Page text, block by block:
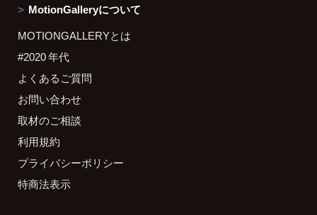
MotionGalleryについて
MOTIONGALLERYとは
#2020 年代
よくあるご質問
お問い合わせ
取材のご相談
利用規約
プライバシーポリシー
特商法表示